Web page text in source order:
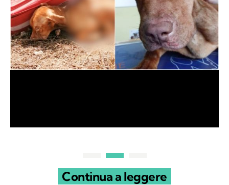
Continua a leggere